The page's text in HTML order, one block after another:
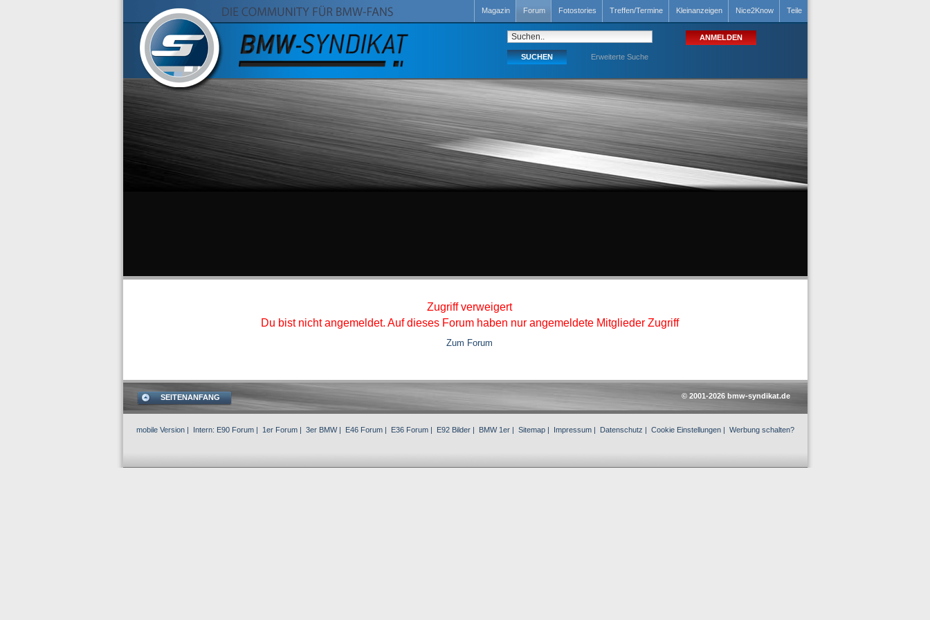
Magazin Forum Fotostories Treffen/Termine Kleinanzeigen Nice2Know Teile
Erweiterte Suche
Zugriff verweigert
Du bist nicht angemeldet. Auf dieses Forum haben nur angemeldete Mitglieder Zugriff
Zum Forum
SEITENANFANG © 2001-2026 bmw-syndikat.de
mobile Version | Intern: E90 Forum | 1er Forum | 3er BMW| E46 Forum | E36 Forum | E92 Bilder | BMW 1er | Sitemap | Impressum | Datenschutz | Cookie Einstellungen | Werbung schalten?